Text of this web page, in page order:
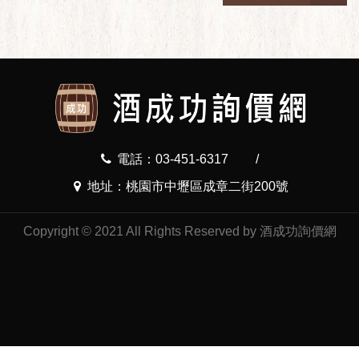
電話：03-451-6317
/
地址：桃園市中壢區成章二街200號
Copyright © 2021 All Rights Reserved by 酒成功詢價網